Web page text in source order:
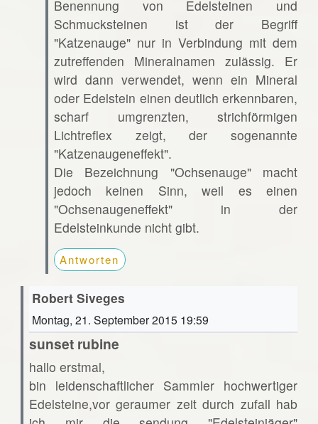
Benennung von Edelsteinen und
Schmucksteinen ist der Begriff
"Katzenauge" nur in Verbindung mit dem
zutreffenden Mineralnamen zulässig. Er
wird dann verwendet, wenn ein Mineral
oder Edelstein einen deutlich erkennbaren,
scharf umgrenzten, strichförmigen
Lichtreflex zeigt, der sogenannte
"Katzenaugeneffekt".
Die Bezeichnung "Ochsenauge" macht
jedoch keinen Sinn, weil es einen
"Ochsenaugeneffekt" in der
Edelsteinkunde nicht gibt.
Antworten
Robert Siveges
Montag, 21. September 2015 19:59
sunset rubine
hallo erstmal,
bin leidenschaftlicher Sammler hochwertiger
Edelsteine,vor geraumer zeit durch zufall hab